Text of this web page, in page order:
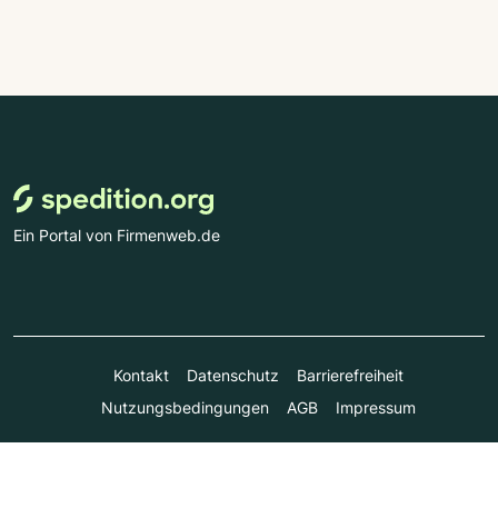
Ein Portal von Firmenweb.de
Kontakt Datenschutz
Barrierefreiheit
Nutzungsbedingungen
AGB Impressum